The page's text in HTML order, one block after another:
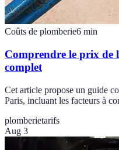
Coûts de plomberie6 min
Comprendre le prix de
complet
Cet article propose un guide
Paris, incluant les facteurs à
plomberietarifs
Aug 3